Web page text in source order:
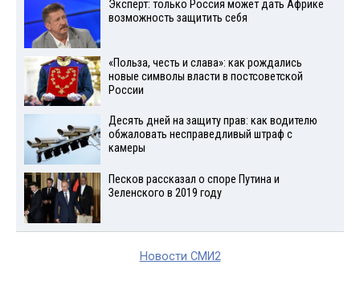
Эксперт: только Россия может дать Африке
возможность защитить себя
«Польза, честь и слава»: как рождались
новые символы власти в постсоветской
России
Десять дней на защиту прав: как водителю
обжаловать несправедливый штраф с
камеры
Песков рассказал о споре Путина и
Зеленского в 2019 году
Новости СМИ2